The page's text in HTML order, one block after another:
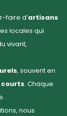
faire d’artisans
locales qui
vivant,
, souvent en
. Chaque
nous